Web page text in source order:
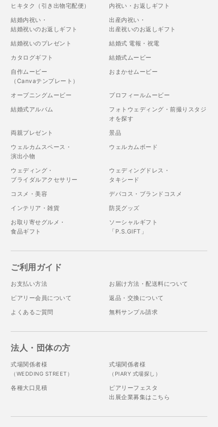
ヒキタク（引き出物宅配便）
内祝い・お返しギフト
結婚内祝い・
結婚祝いのお返しギフト
出産内祝い・
出産祝いのお返しギフト
結婚祝いのプレゼント
結婚式 電報・祝電
カタログギフト
結婚式ムービー
自作ムービー
（Canvaテンプレート）
おまかせムービー
オープニングムービー
プロフィールムービー
結婚式アルバム
フォトウェディング・前撮りスタジ
オを探す
両親プレゼント
景品
ウェルカムスペース・
演出小物
ウェルカムボード
ウェディング・
ブライダルアクセサリー
ウェディングドレス・
タキシード
コスメ・美容
デパコス・ブランドコスメ
インテリア・雑貨
防災グッズ
お取り寄せグルメ・
食品ギフト
ソーシャルギフト
「P.S.GIFT」
ご利用ガイド
お支払い方法
お届け方法・配送料について
ピアリー会員について
返品・交換について
よくあるご質問
無料サンプル請求
法人・団体の方
式場関係者様
（WEDDING STREET）
式場関係者様
（PIARY 式場探し）
各種大口見積
ピアリーフェスタ
出展企業募集はこちら